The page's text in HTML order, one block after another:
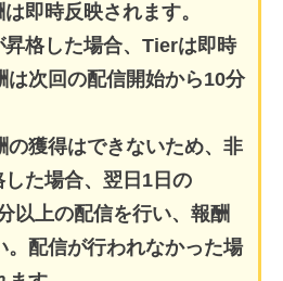
即時反映されます。
昇格した場合、Tierは即時
は次回の配信開始から10分
の獲得はできないため、非
た場合、翌日1日の
以上の配信を行い、報酬
。配信が行われなかった場